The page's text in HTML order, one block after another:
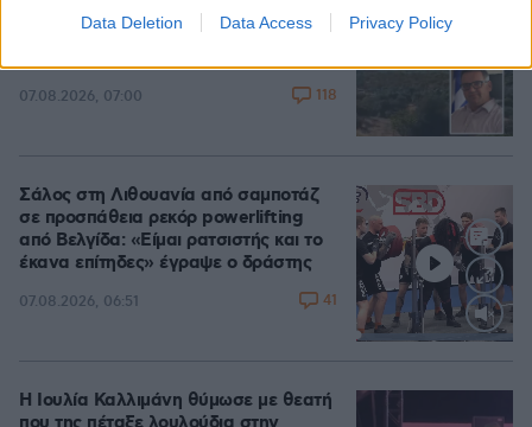
Data Deletion Data Access Privacy Policy
Στυλίδας και δύο ακόμη
κατηγορούμενοι για την πυρκαγιά στη
07.08.2026, 07:00 118
Loaded
Σάλος στη Λιθουανία από σαμποτάζ
σε προσπάθεια ρεκόρ powerlifting
από Βελγίδα: «Είμαι ρατσιστής και το
έκανα επίτηδες» έγραψε ο δράστης
07.08.2026, 06:51 41
Η Ιουλία Καλλιμάνη θύμωσε με θεατή